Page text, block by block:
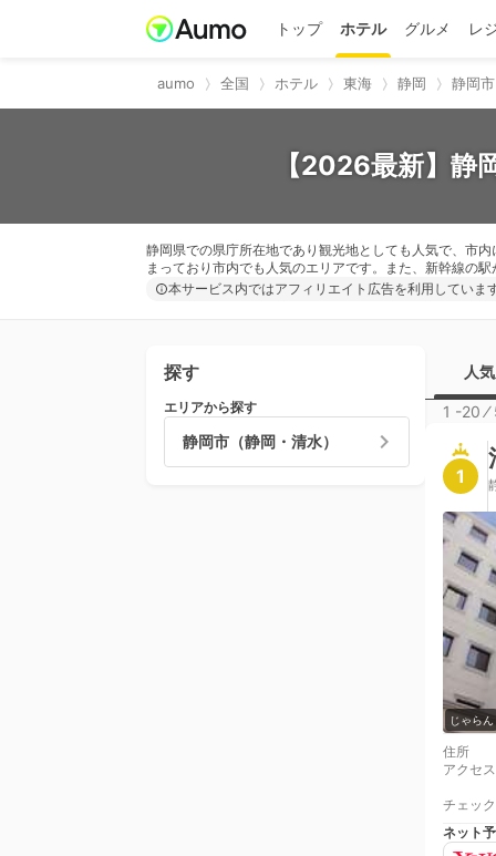
トップ ホテル グルメ レ
aumo 全国 ホテル 東海 静岡 静岡
【2026最新】静
静岡県での県庁所在地であり観光地としても人気で、市
まっており市内でも人気のエリアです。また、新幹線の
本サービス内ではアフィリエイト広告を利用していま
探す
エリアから探す
静岡市（静岡・清水）
人
1 -20 ⁄
1
じゃらん
住所
アクセス
チェッ
ネット